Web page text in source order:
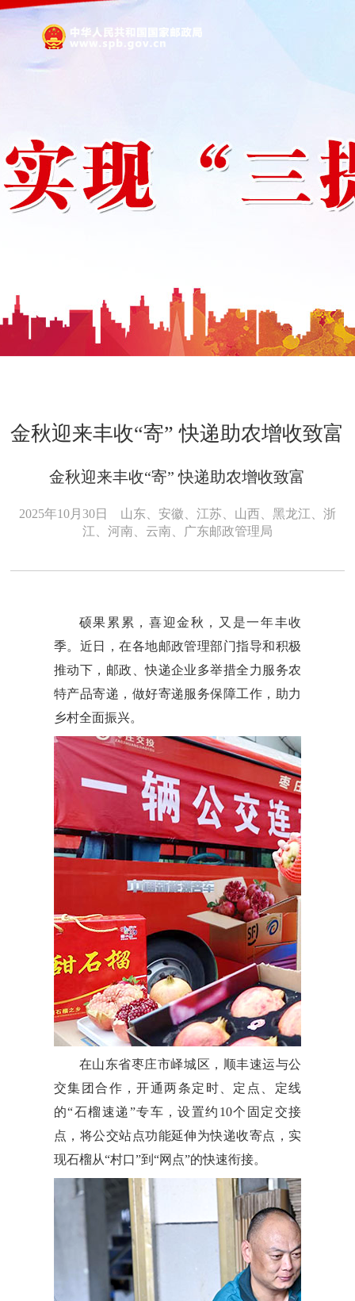
金秋迎来丰收“寄” 快递助农增收致富
金秋迎来丰收“寄” 快递助农增收致富
2025年10月30日 山东、安徽、江苏、山西、黑龙江、浙
江、河南、云南、广东邮政管理局
硕果累累，喜迎金秋，又是一年丰收
季。近日，在各地邮政管理部门指导和积极
推动下，邮政、快递企业多举措全力服务农
特产品寄递，做好寄递服务保障工作，助力
乡村全面振兴。
在山东省枣庄市峄城区，顺丰速运与公
交集团合作，开通两条定时、定点、定线
的“石榴速递”专车，设置约10个固定交接
点，将公交站点功能延伸为快递收寄点，实
现石榴从“村口”到“网点”的快速衔接。